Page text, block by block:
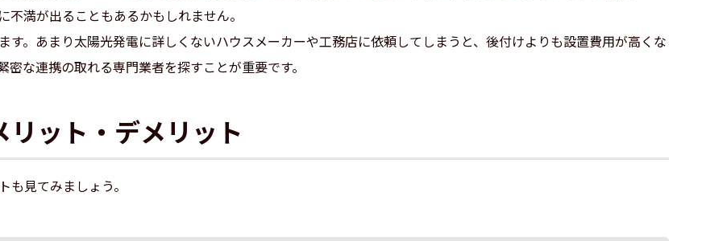
満が出ることもあるかもしれません。
す。あまり太陽光発電に詳しくないハウスメーカーや工務店に依頼してしまうと、後付けよりも設置費用が高くな
な連携の取れる専門業者を探すことが重要です。
ット・デメリット
見てみましょう。